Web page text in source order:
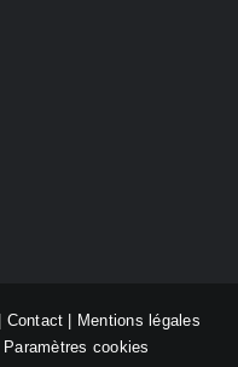
Contact
Mentions légales
Paramètres cookies